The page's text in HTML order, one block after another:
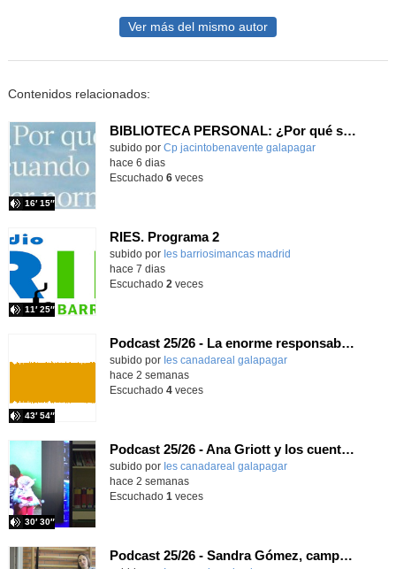
Ver más del mismo autor
Contenidos relacionados:
BIBLIOTECA PERSONAL: ¿Por qué ser feliz cuando puedes ser normal?
Contenido educativo.
subido por Cp jacintobenavente galapagar
16′ 15″
-
hace 6 dias
Escuchado 6veces
RIES. Programa 2
Contenido educativo.
subido por Ies barriosimancas madrid
11′ 25″
hace 7 dias
Escuchado 2 veces
Podcast 25/26 - La enorme responsabilidad de ser juez
subido por Ies canadareal galapagar
43′ 54″
-
hace 2 semanas
Escuchado 4veces
Podcast 25/26 - Ana Griott y los cuentos de las voces olvidadas
subido por Ies canadareal galapagar
30′ 30″
-
hace 2 semanas
Escuchado 1 veces
Podcast 25/26 - Sandra Gómez, campeona de Enduro